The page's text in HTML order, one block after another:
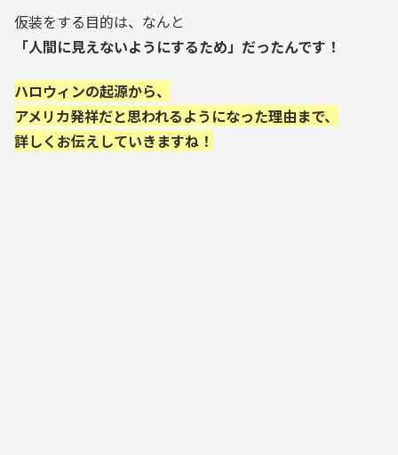
仮装をする目的は、なんと
「人間に見えないようにするため」だったんです！
ハロウィンの起源から、
アメリカ発祥だと思われるようになった理由まで、
詳しくお伝えしていきますね！